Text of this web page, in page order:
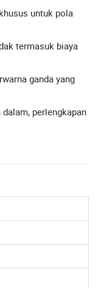
untuk pola
termasuk biaya
ganda yang
perlengkapan